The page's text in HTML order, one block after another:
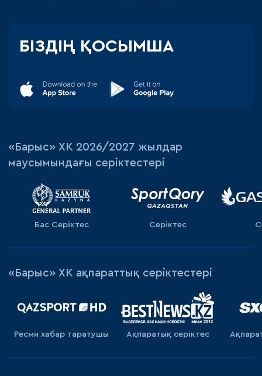
БІЗДІҢ ҚОСЫМША
«‎Барыс»‎ ХК 2026/2027 жылдар
маусымындағы серіктестері
Бас Серіктес Серіктес
«Барыс» ХК ақпараттық серіктестері
Ресми хабар таратушы Ақпаратық серiктес